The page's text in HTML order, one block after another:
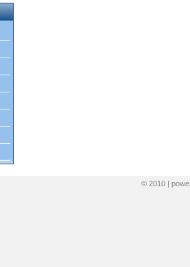
© 2010 |